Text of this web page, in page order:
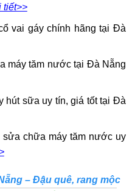
tiết>>
vai gáy chính hãng tại Đà
máy tăm nước tại Đà Nẵng
hút sữa uy tín, giá tốt tại Đà
sửa chữa máy tăm nước uy
– Đậu quê, rang mộc